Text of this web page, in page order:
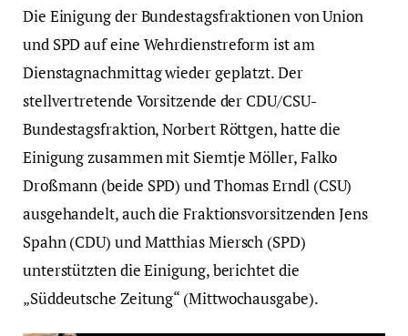
Die Einigung der Bundestagsfraktionen von Union
und SPD auf eine Wehrdienstreform ist am
Dienstagnachmittag wieder geplatzt. Der
stellvertretende Vorsitzende der CDU/CSU-
Bundestagsfraktion, Norbert Röttgen, hatte die
Einigung zusammen mit Siemtje Möller, Falko
Droßmann (beide SPD) und Thomas Erndl (CSU)
ausgehandelt, auch die Fraktionsvorsitzenden Jens
Spahn (CDU) und Matthias Miersch (SPD)
unterstützten die Einigung, berichtet die
„Süddeutsche Zeitung“ (Mittwochausgabe).